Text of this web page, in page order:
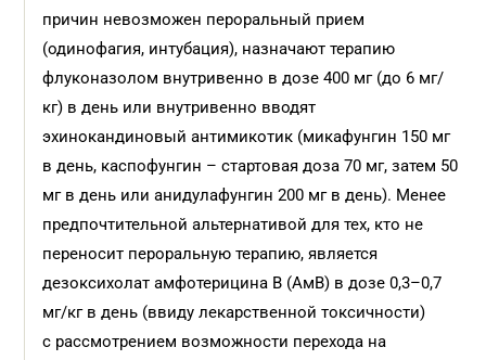
причин невозможен пероральный прием
(одинофагия, интубация), назначают терапию
флуконазолом внутривенно в дозе 400 мг (до 6 мг/
кг) в день или внутривенно вводят
эхинокандиновый антимикотик (микафунгин 150 мг
в день, каспофунгин – стартовая доза 70 мг, затем 50
мг в день или анидулафунгин 200 мг в день). Менее
предпочтительной альтернативой для тех, кто не
переносит пероральную терапию, является
дезоксихолат амфотерицина В (АмВ) в дозе 0,3–0,7
мг/кг в день (ввиду лекарственной токсичности)
с рассмотрением возможности перехода на